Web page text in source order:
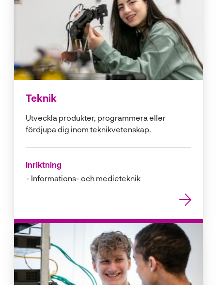
Teknik
Utveckla produkter, programmera eller
fördjupa dig inom teknikvetenskap.
Inriktning
Informations- och medieteknik